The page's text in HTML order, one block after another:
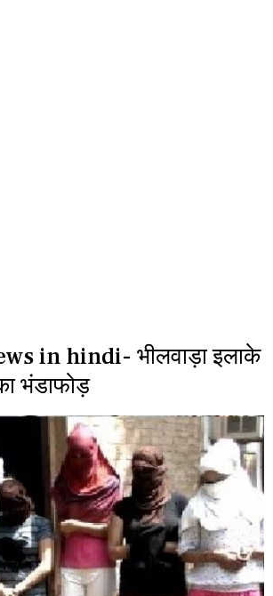
in hindi- भीलवाड़ा इलाके
भंडाफोड़